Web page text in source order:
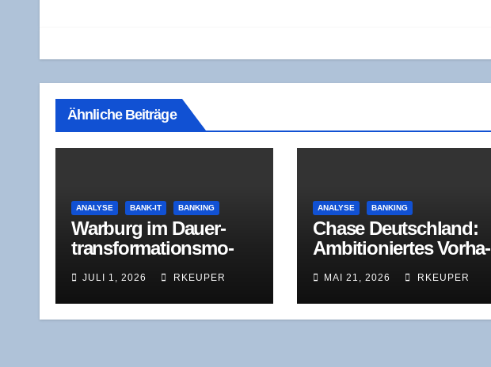
Ähnliche Beiträge
ANALYSE BANK-IT BANKING
War­burg im Dau­er­
trans­for­ma­ti­ons­mo­
ver­lust 2025 wirk­
lich zeigt
JULI 1, 2026 RKEUPER
ANALYSE BANKING
Cha­se Deutsch­land:
Ambi­tio­nier­tes Vor­ha­
Herausforderungen
MAI 21, 2026 RKEUPER